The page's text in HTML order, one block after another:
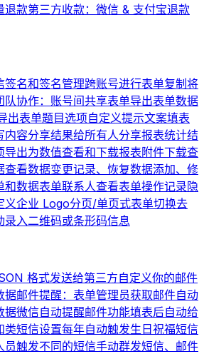
退款第三方收款：微信 & 支付宝退款
签名和签名管理跨账号进行表单复制将
队协作：账号间共享表单导出表单数据
出表单题目选项自定义提示文案填表
内容分享结果给所有人分享报表统计结
导出为数值查看和下载报表附件下载查
查看数据变更记录、恢复数据添加、修
和数据表单联系人查看表单操作记录隐
义企业 Logo分页/单页式表单切换去
录入二维码或条形码信息
格式发送给第三方自定义你的邮件
据邮件提醒：表单管理员获取邮件自动
据微信自动提醒邮件功能填表后自动给
类短信设置每年自动触发生日祝福短信
员触发不同的短信手动群发短信、邮件